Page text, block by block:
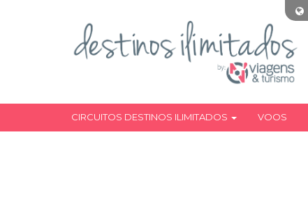
CIRCUITOS DESTINOS ILIMITADOS VOOS